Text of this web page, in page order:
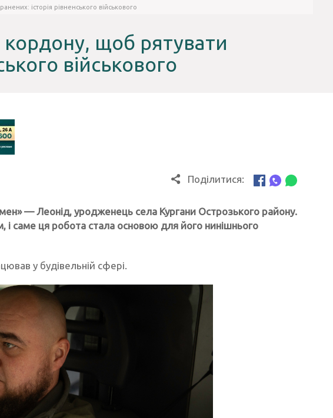
історія рівненського військового
щоб рятувати
військового
Поділитися:
— Леонід, уродженець села Кургани Острозького району.
саме ця робота стала основою для його нинішнього
у будівельній сфері.